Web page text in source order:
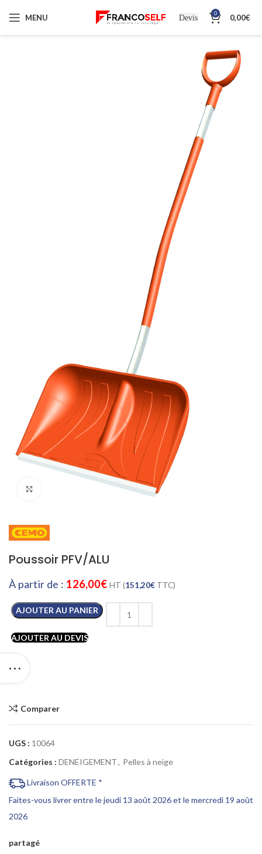
MENU Devis 0 0,00€
Cliquez pour agrandir
Poussoir PFV/ALU
À partir de : 126,00€ HT (151,20€ TTC)
AJOUTER AU PANIER
AJOUTER AU DEVIS
Comparer
UGS : 10064
Catégories : DENEIGEMENT, Pelles à neige
Livraison OFFERTE *
Faites-vous livrer entre le jeudi 13 août 2026 et le mercredi 19 août
2026
partagé